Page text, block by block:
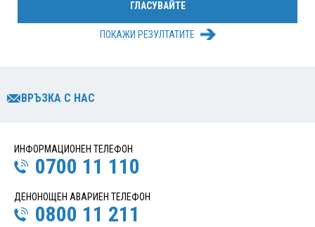
ПОКАЖИ РЕЗУЛТАТИТЕ
ВРЪЗКА С НАС
ИНФОРМАЦИОНЕН ТЕЛЕФОН
0700 11 110
ДЕНОНОЩЕН АВАРИЕН ТЕЛЕФОН
0800 11 211